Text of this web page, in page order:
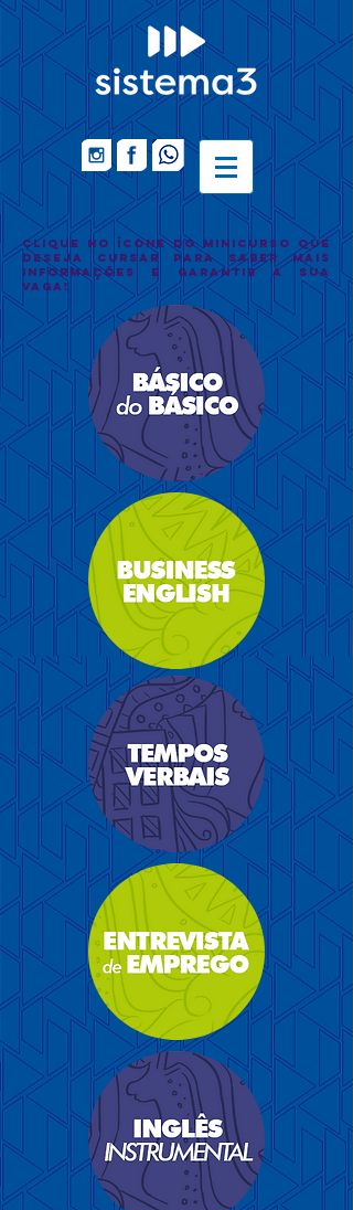
clique no ícone do minicurso que
deseja cursar para saber mais
informações e garantir a sua
vaga!